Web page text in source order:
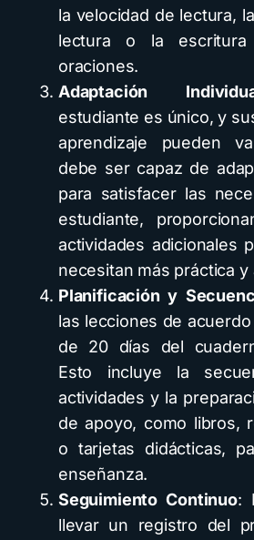
la velocidad de lectura,
lectura o la
oraciones.
Adaptación
estudiante es único, y
aprendizaje pueden
debe ser capaz de
para satisfacer las
estudiante,
actividades adicionales
necesitan más práctica y
Planificación y
las lecciones de
de 20 días del
Esto incluye la
actividades y la
de apoyo, como libros,
o tarjetas didácticas,
enseñanza.
Seguimiento Continuo:
llevar un registro del